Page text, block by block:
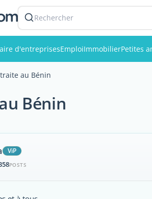
Rechercher
d'entreprisesEmploiImmobilierPetites
au Bénin
Bénin
ViP
POSTS